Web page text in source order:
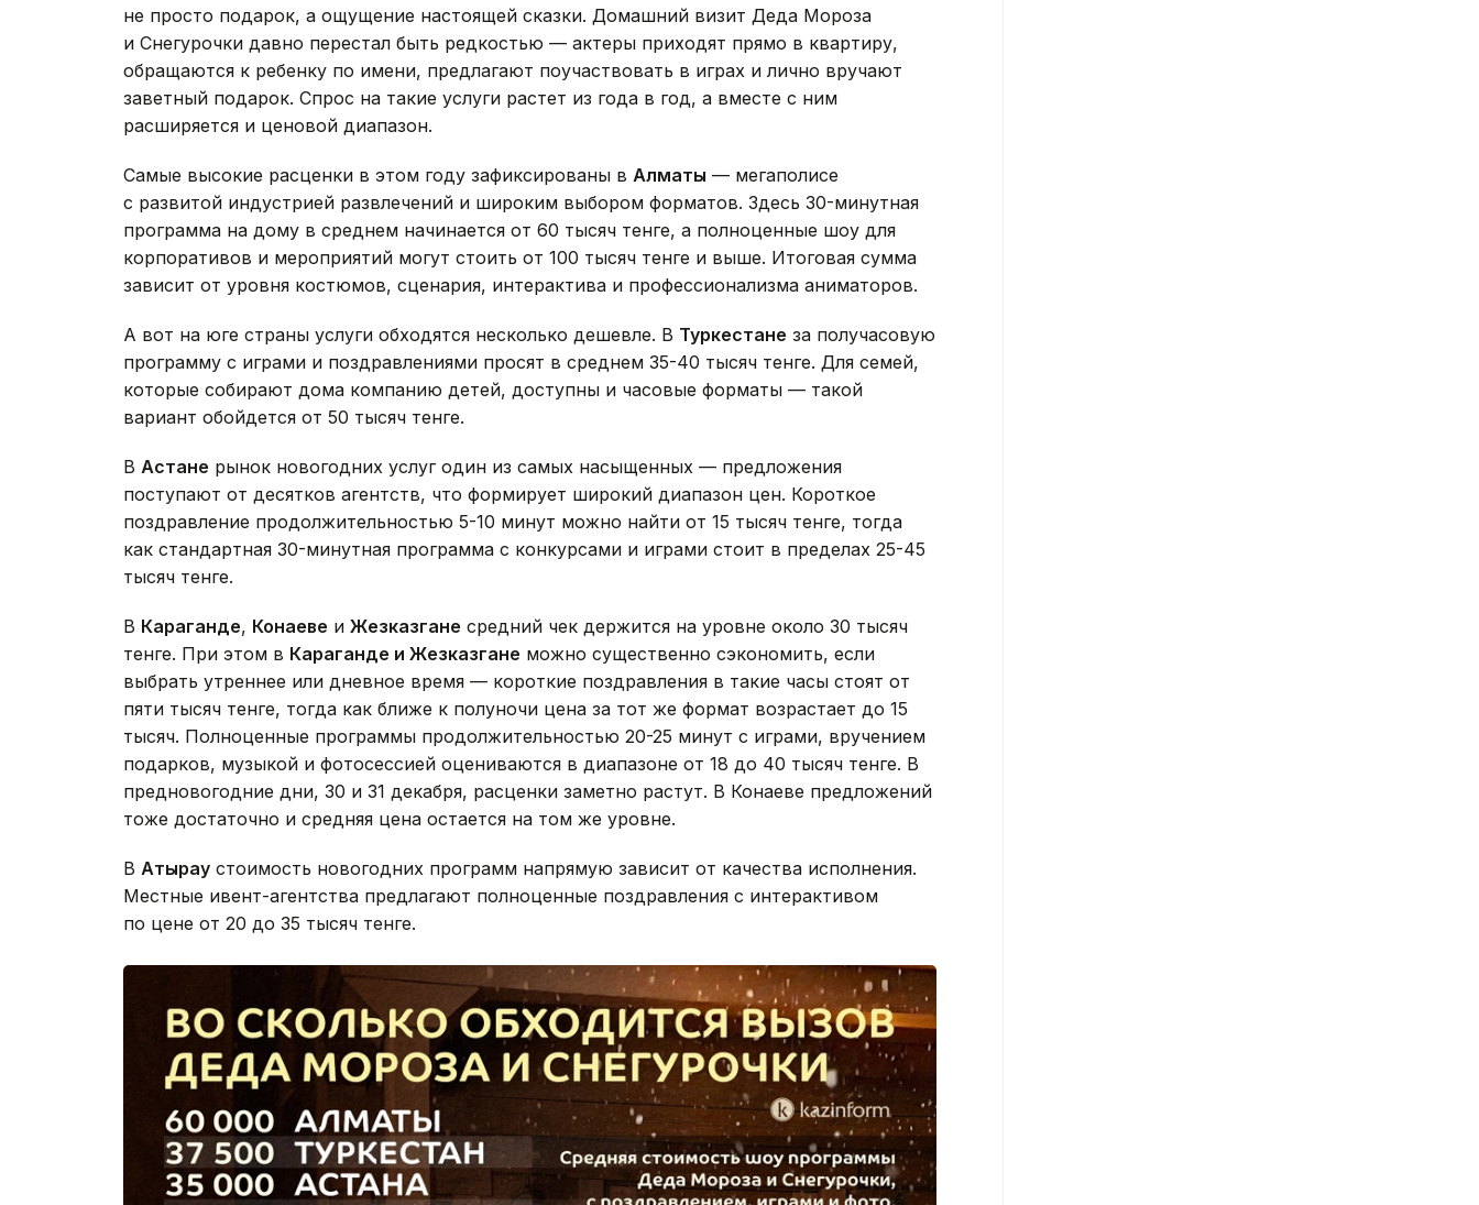
не просто подарок, а ощущение настоящей сказки. Домашний визит Деда Мороза
и Снегурочки давно перестал быть редкостью — актеры приходят прямо в квартиру,
обращаются к ребенку по имени, предлагают поучаствовать в играх и лично вручают
заветный подарок. Спрос на такие услуги растет из года в год, а вместе с ним
расширяется и ценовой диапазон.
Самые высокие расценки в этом году зафиксированы в Алматы — мегаполисе
с развитой индустрией развлечений и широким выбором форматов. Здесь 30-минутная
программа на дому в среднем начинается от 60 тысяч тенге, а полноценные шоу для
корпоративов и мероприятий могут стоить от 100 тысяч тенге и выше. Итоговая сумма
зависит от уровня костюмов, сценария, интерактива и профессионализма аниматоров.
А вот на юге страны услуги обходятся несколько дешевле. В Туркестане за получасовую
программу с играми и поздравлениями просят в среднем 35-40 тысяч тенге. Для семей,
которые собирают дома компанию детей, доступны и часовые форматы — такой
вариант обойдется от 50 тысяч тенге.
В Астане рынок новогодних услуг один из самых насыщенных — предложения
поступают от десятков агентств, что формирует широкий диапазон цен. Короткое
поздравление продолжительностью 5-10 минут можно найти от 15 тысяч тенге, тогда
как стандартная 30-минутная программа с конкурсами и играми стоит в пределах 25-45
тысяч тенге.
В Караганде, Конаеве и Жезказгане средний чек держится на уровне около 30 тысяч
тенге. При этом в Караганде и Жезказгане можно существенно сэкономить, если
выбрать утреннее или дневное время — короткие поздравления в такие часы стоят от
пяти тысяч тенге, тогда как ближе к полуночи цена за тот же формат возрастает до 15
тысяч. Полноценные программы продолжительностью 20-25 минут с играми, вручением
подарков, музыкой и фотосессией оцениваются в диапазоне от 18 до 40 тысяч тенге. В
предновогодние дни, 30 и 31 декабря, расценки заметно растут. В Конаеве предложений
тоже достаточно и средняя цена остается на том же уровне.
В Атырау стоимость новогодних программ напрямую зависит от качества исполнения.
Местные ивент-агентства предлагают полноценные поздравления с интерактивом
по цене от 20 до 35 тысяч тенге.